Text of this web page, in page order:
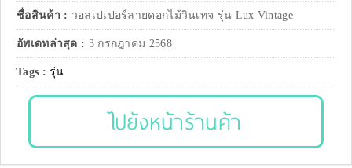
ชื่อสินค้า : วอลเปเปอร์ลายดอกไม้วินเทจ รุ่น Lux Vintage
อัพเดทล่าสุด : 3 กรกฎาคม 2568
Tags :รุ่น
ไปยังหน้าร้านค้า